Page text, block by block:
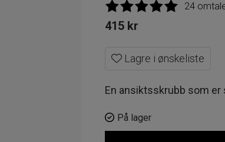
24
415 kr
Lagre i ønskeliste
En ansiktsskrubb som er
På lager